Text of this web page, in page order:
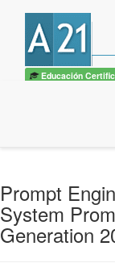
Quiero ser experto →
Educación
Prompt
System
Generation